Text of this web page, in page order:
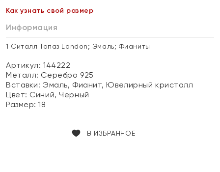
Как узнать свой размер
Информация
1 Ситалл Топаз London; Эмаль; Фианиты
Артикул: 144222
Металл: Серебро 925
Вставки:Эмаль, Фианит, Ювелирный кристалл
Цвет: Синий, Черный
Размер:18
В ИЗБРАННОЕ